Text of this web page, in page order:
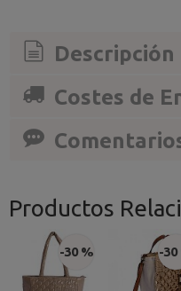
Descripción
Costes de
Productos
-30 % -30